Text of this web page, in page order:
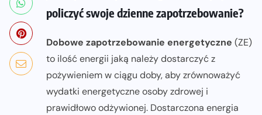
policzyć swoje dzienne zapotrzebowanie?
Dobowe zapotrzebowanie energetyczne (ZE)
to ilość energii jaką należy dostarczyć z
pożywieniem w ciągu doby, aby zrównoważyć
wydatki energetyczne osoby zdrowej i
prawidłowo odżywionej. Dostarczona energia